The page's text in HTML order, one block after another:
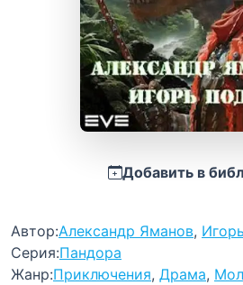
Добавить в
Автор:Александр Яманов,
Серия:Пандора
Жанр:Приключения, Драма,